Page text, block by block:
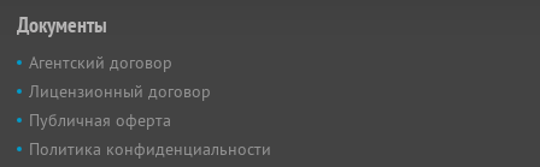
Документы
Агентский договор
Лицензионный договор
Публичная оферта
Политика конфиденциальности